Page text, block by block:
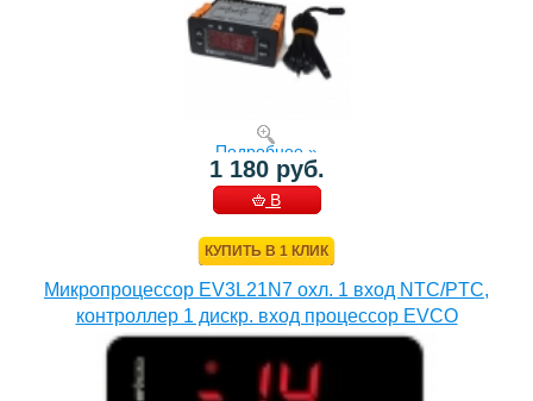
Подробнее »
1 180 руб.
В
КУПИТЬ В 1 КЛИК
Микропроцессор EV3L21N7 охл. 1 вход NTC/PTC,
контроллер 1 дискр. вход процессор EVCO